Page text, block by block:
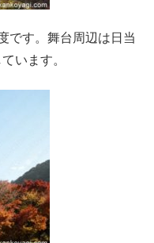
です。舞台周辺は日当
います。